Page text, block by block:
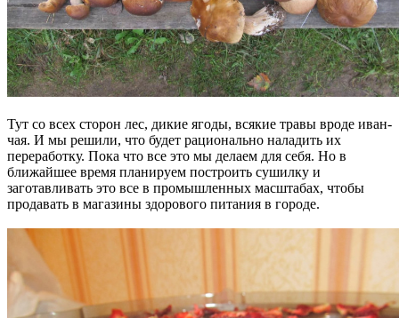
Тут со всех сторон лес, дикие ягоды, всякие травы вроде иван-
чая. И мы решили, что будет рационально наладить их
переработку. Пока что все это мы делаем для себя. Но в
ближайшее время планируем построить сушилку и
заготавливать это все в промышленных масштабах, чтобы
продавать в магазины здорового питания в городе.